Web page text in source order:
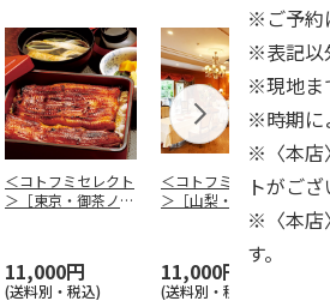
＜コトフミセレクト
＞［東京・御茶ノ
11,000円
(送料別・税込)
＜コトフミセレクト
＞［山梨・甲府］サ
ドヤ シャトー・
11,000円
(送料別・税込)
※ご予約
※表記以
※現地ま
※時期に
※〈本店
トがござ
※〈本店
す。